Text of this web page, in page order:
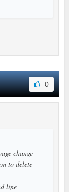
0
change
to delete
line